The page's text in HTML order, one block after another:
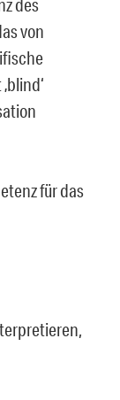
des
von
für das